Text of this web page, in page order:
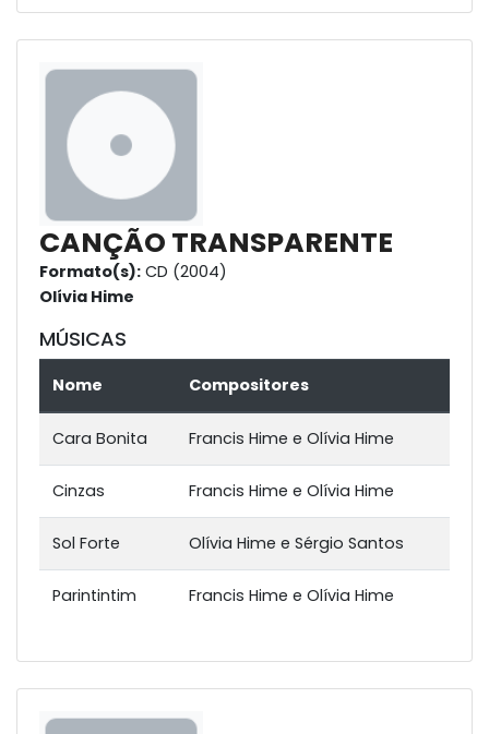
CANÇÃO TRANSPARENTE
Formato(s): CD (2004)
Olívia Hime
MÚSICAS
Nome Compositores
Cara Bonita Francis Hime e Olívia Hime
Cinzas Francis Hime e Olívia Hime
Sol Forte Olívia Hime e Sérgio Santos
Parintintim Francis Hime e Olívia Hime